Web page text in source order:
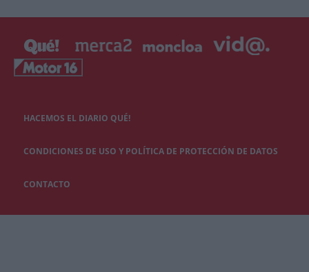
HACEMOS EL DIARIO QUÉ!
CONDICIONES DE USO Y POLÍTICA DE PROTECCIÓN DE DATOS
CONTACTO